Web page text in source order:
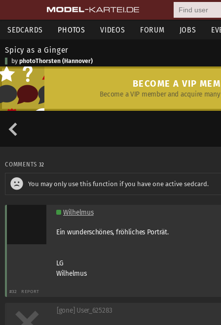
SEDCARDS PHOTOS VIDEOS FORUM JOBS
Spicy as a Ginger
by photoThorsten (Hannover)
BECOME A VIP
Become a VIP member and acquire
COMMENTS 32
You may only use this function if you have one active sedcard.
Wilhelmus
Ein wunderschönes, fröhliches Porträt.
LG
Wilhelmus
#32 REPORT
[gone] User_625283